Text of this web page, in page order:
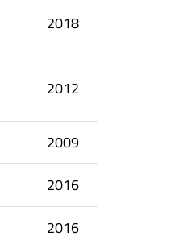
2018
2012
2009
2016
2016